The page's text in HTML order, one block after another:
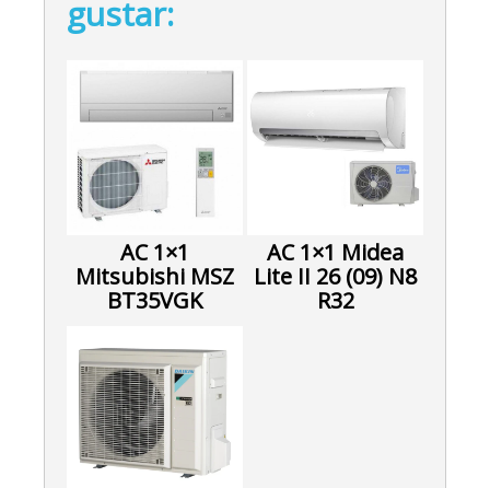
gustar:
AC 1×1
Mitsubishi MSZ
BT35VGK
AC 1×1 Midea
Lite II 26 (09) N8
R32